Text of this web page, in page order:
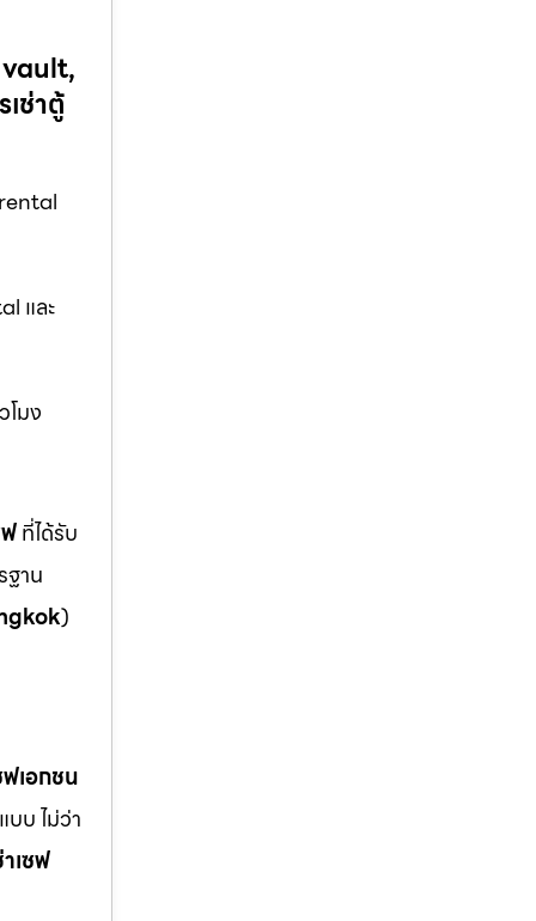
ช่าตู้
และ
มง
ที่ได้รับ
ฐาน
)
เอกชน
บ ไม่ว่า
าเซฟ